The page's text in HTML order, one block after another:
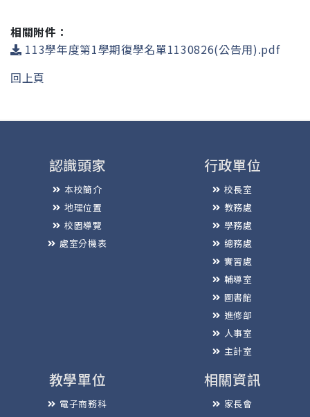
相關附件：
113學年度第1學期復學名單1130826(公告用).pdf
回上頁
認識頭家
本校簡介
地理位置
校園導覽
處室分機表
行政單位
校長室
教務處
學務處
總務處
實習處
輔導室
圖書館
進修部
人事室
主計室
教學單位
電子商務科
相關資訊
家長會